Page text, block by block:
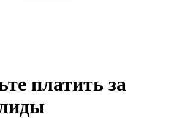
платить за